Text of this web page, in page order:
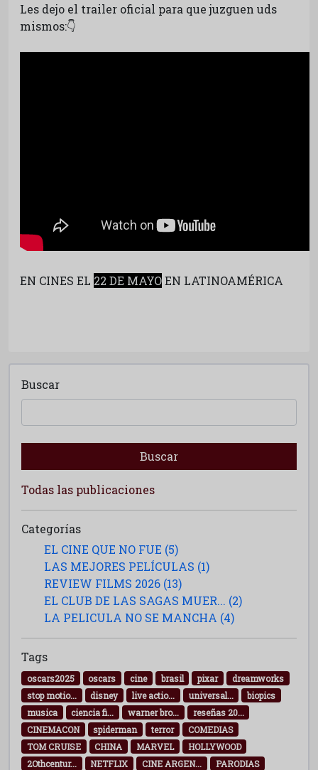
Les dejo el trailer oficial para que juzguen uds
mismos:👇
EN CINES EL 22 DE MAYOEN LATINOAMÉRICA
Buscar
Buscar
Todas las publicaciones
Categorías
EL CINE QUE NO FUE (5)
LAS MEJORES PELÍCULAS (1)
REVIEW FILMS 2026 (13)
EL CLUB DE LAS SAGAS MUER... (2)
LA PELICULA NO SE MANCHA (4)
Tags
oscars2025 oscars cine brasil pixar
dreamworks
stop motio...
disney live actio... universal...
biopics
musica
ciencia fi... warner bro...
reseñas 20...
CINEMACON
spiderman terror
COMEDIAS
TOM CRUISE
CHINA MARVEL
HOLLYWOOD
2Othcentur...
NETFLIX CINE ARGEN...
PARODIAS